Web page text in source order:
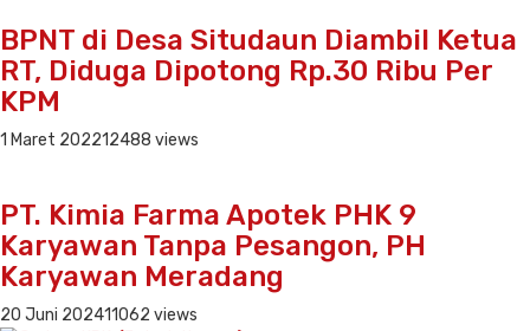
BPNT di Desa Situdaun Diambil Ketua
RT, Diduga Dipotong Rp.30 Ribu Per
KPM
1 Maret 202212488 views
PT. Kimia Farma Apotek PHK 9
Karyawan Tanpa Pesangon, PH
Karyawan Meradang
20 Juni 202411062 views